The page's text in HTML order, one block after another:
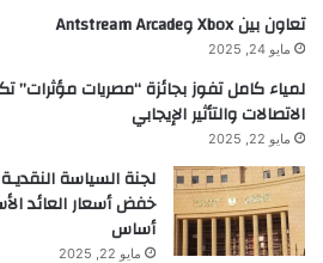
تعاون بين Xbox وAntstream Arcade
مايو 24, 2025
لمياء كامل تفوز بجائزة “مصريات مؤثرات”
الاتصالات والتأثير الإيجابي
مايو 22, 2025
لجنة السياسة
أساس
مايو 22, 2025